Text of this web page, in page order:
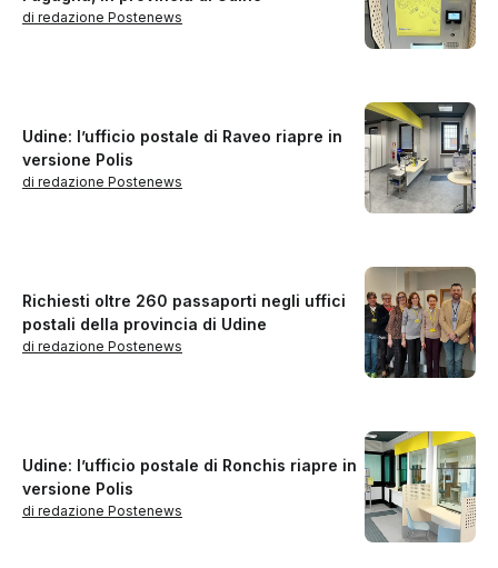
di redazione Postenews
Udine: l’ufficio postale di Raveo riapre in
versione Polis
di redazione Postenews
Richiesti oltre 260 passaporti negli uffici
postali della provincia di Udine
di redazione Postenews
Udine: l’ufficio postale di Ronchis riapre in
versione Polis
di redazione Postenews